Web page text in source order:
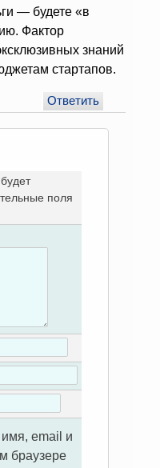
— будете «в
Фактор
знаний
стартапов.
Ответить
поля
email и
браузере